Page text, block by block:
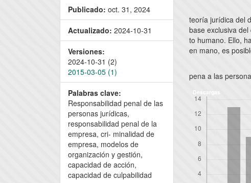
Publicado: oct. 31, 2024
Actualizado: 2024-10-31
Versiones:
2024-10-31 (2)
2015-03-05 (1)
Palabras clave:
Responsabilidad penal de las
personas jurídicas,
responsabilidad penal de la
empresa, cri- minalidad de
empresa, modelos de
organización y gestión,
capacidad de acción,
capacidad de culpabilidad
teoría jurídica del
base exclusiva
to humano. Ello,
en mano, es
pena a las
Descargas